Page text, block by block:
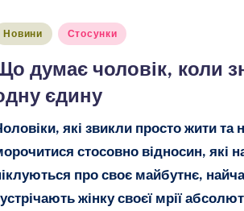
Новини Стосунки
думає чоловік, коли
єдину
які звикли просто жити та
стосовно відносин, які
про своє майбутнє,
жінку своєї мрії